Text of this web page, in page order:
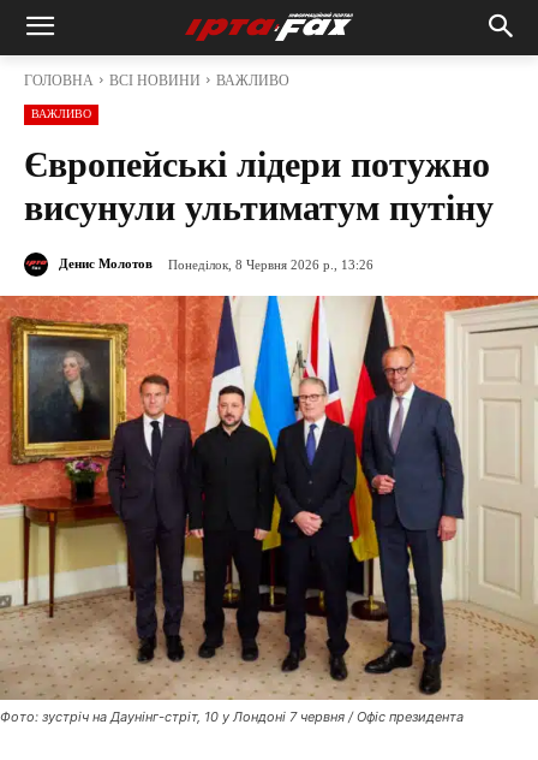
ГОЛОВНА ВСІ НОВИНИ ВАЖЛИВО
ВАЖЛИВО
Європейські лідери потужно
висунули ультиматум путіну
Денис Молотов Понеділок, 8 Червня 2026 р., 13:26
Фото: зустріч на Даунінг-стріт, 10 у Лондоні 7 червня / Офіс президента